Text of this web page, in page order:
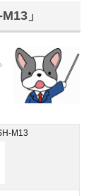
」
M13